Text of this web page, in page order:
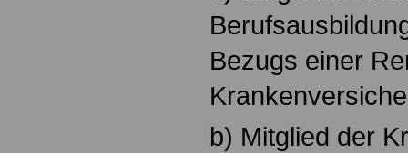
Bezugs einer
b) Mitglied der